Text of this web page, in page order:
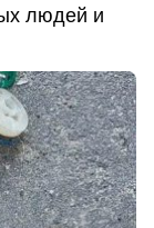
людей и